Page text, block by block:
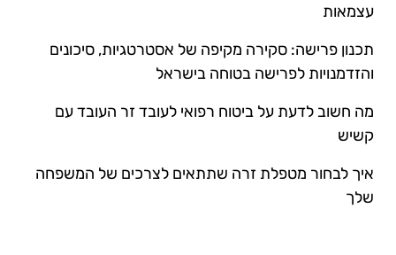
עצמאות
תכנון פרישה: סקירה מקיפה של אסטרטגיות, סיכונים
והזדמנויות לפרישה בטוחה בישראל
מה חשוב לדעת על ביטוח רפואי לעובד זר העובד עם
קשיש
איך לבחור מטפלת זרה שתתאים לצרכים של המשפחה
שלך